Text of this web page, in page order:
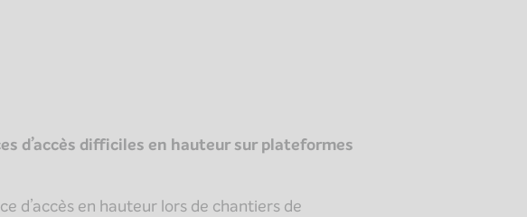
d’accès difficiles en hauteur sur plateformes
d’accès en hauteur lors de chantiers de